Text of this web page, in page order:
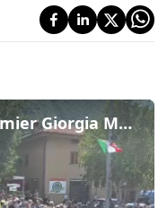
Gemona, l'arrivo della premier Giorgia Meloni all'adunata triveneta degli alpini